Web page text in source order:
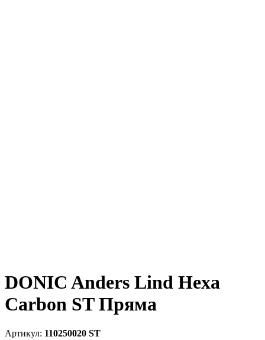
DONIC Anders Lind Hexa
Carbon ST Пряма
110250020 ST